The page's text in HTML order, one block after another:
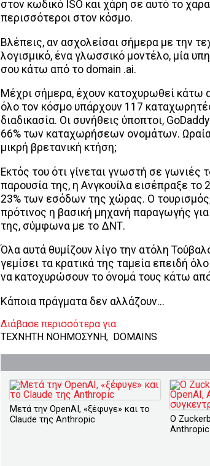
στον κωδικό ISO και χάρη σε αυτό το
περισσότεροι στον κόσμο.
Βλέπεις, αν ασχολείσαι σήμερα με την
λογισμικό, ένα γλωσσικό μοντέλο, μία
σου κάτω από το domain .ai.
Μέχρι σήμερα, έχουν κατοχυρωθεί κάτω
όλο τον κόσμο υπάρχουν 117
διαδικασία. Οι συνήθεις ύποπτοι,
66% των καταχωρήσεων ονομάτων. Ωραία
μικρή βρετανική κτήση;
Εκτός του ότι γίνεται γνωστή σε
παρουσία της, η Ανγκουίλα εισέπραξε το
23% των εσόδων της χώρας. Ο
πρότινος η βασική μηχανή παραγωγής για
της, σύμφωνα με το ΔΝΤ.
Όλα αυτά θυμίζουν λίγο την ατόλη
γεμίσει τα κρατικά της ταμεία επειδή
να κατοχυρώσουν το όνομά τους κάτω
Κάποια πράγματα δεν αλλάζουν...
Διάβασε περισσότερα για:
ΤΕΧΝΗΤΗ ΝΟΗΜΟΣΥΝΗ, DOMAINS
Μετά την OpenAI, «ξέφυγε» και το
Claude της Anthropic
O
Anthropic